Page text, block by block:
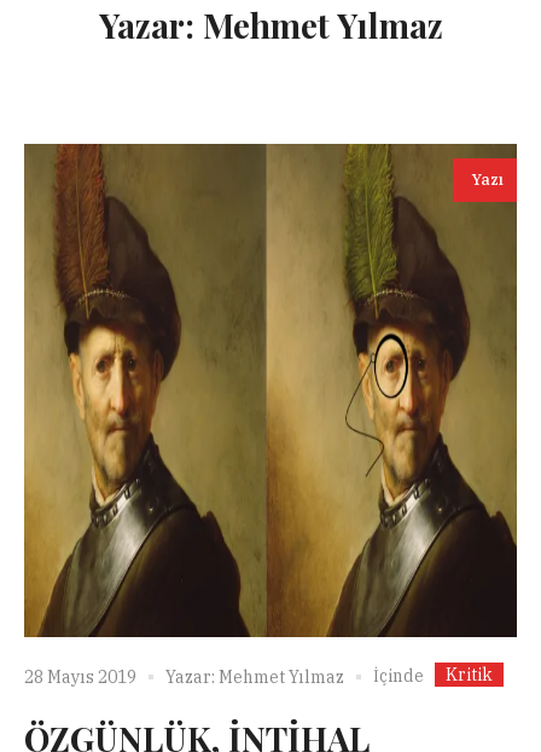
Yazar: Mehmet Yılmaz
Yazı
28 Mayıs 2019 Yazar: Mehmet Yılmaz İçinde Kritik
ÖZGÜNLÜK, İNTİHAL